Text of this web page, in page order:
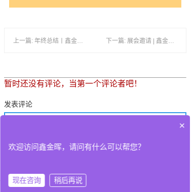
上一篇: 年终总结丨鑫金晖集团2023年度盘点总结与2024工作计划会议圆满成功 下一篇: 展会邀请 | 鑫金晖邀您相约2024年2月底“泰国电路板展”
暂时还没有评论，当第一个评论者吧！
发表评论
×
欢迎访问鑫金晖，请问有什么可以帮您？
现在咨询
稍后再说